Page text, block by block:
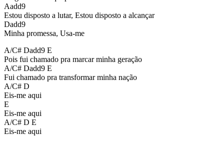
Aadd9
Estou disposto a lutar, Estou disposto a alcançar
Dadd9
Minha promessa, Usa-me
A/C# Dadd9 E
Pois fui chamado pra marcar minha geração
A/C# Dadd9 E
Fui chamado pra transformar minha nação
A/C# D
Eis-me aqui
E
Eis-me aqui
A/C# D E
Eis-me aqui